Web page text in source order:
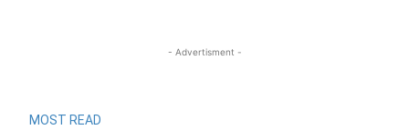
- Advertisment -
MOST READ